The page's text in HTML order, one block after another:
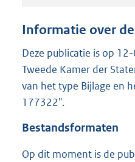
Informatie over
Deze publicatie is op
Tweede Kamer der
van het type Bijlage en
177322".
Bestandsformaten
Op dit moment is de